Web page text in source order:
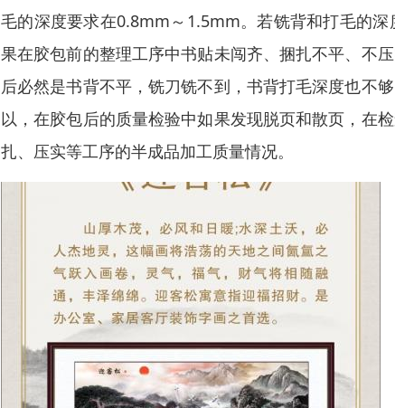
毛的深度要求在0.8mm～1.5mm。若铣背和打毛的
果在胶包前的整理工序中书贴未闯齐、捆扎不平、不
后必然是书背不平，铣刀铣不到，书背打毛深度也不
以，在胶包后的质量检验中如果发现脱页和散页，在
扎、压实等工序的半成品加工质量情况。